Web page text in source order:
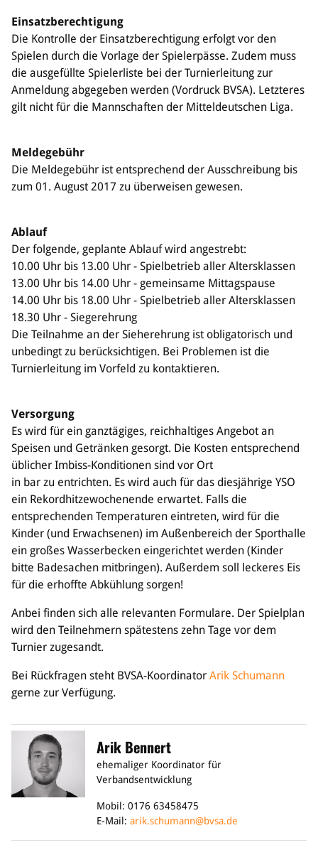
Einsatzberechtigung
Die Kontrolle der Einsatzberechtigung erfolgt vor den
Spielen durch die Vorlage der Spielerpässe. Zudem muss
die ausgefüllte Spielerliste bei der Turnierleitung zur
Anmeldung abgegeben werden (Vordruck BVSA). Letzteres
gilt nicht für die Mannschaften der Mitteldeutschen Liga.
Meldegebühr
Die Meldegebühr ist entsprechend der Ausschreibung bis
zum 01. August 2017 zu überweisen gewesen.
Ablauf
Der folgende, geplante Ablauf wird angestrebt:
10.00 Uhr bis 13.00 Uhr - Spielbetrieb aller Altersklassen
13.00 Uhr bis 14.00 Uhr - gemeinsame Mittagspause
14.00 Uhr bis 18.00 Uhr - Spielbetrieb aller Altersklassen
18.30 Uhr - Siegerehrung
Die Teilnahme an der Sieherehrung ist obligatorisch und
unbedingt zu berücksichtigen. Bei Problemen ist die
Turnierleitung im Vorfeld zu kontaktieren.
Versorgung
Es wird für ein ganztägiges, reichhaltiges Angebot an
Speisen und Getränken gesorgt. Die Kosten entsprechend
üblicher Imbiss-Konditionen sind vor Ort
in bar zu entrichten. Es wird auch für das diesjährige YSO
ein Rekordhitzewochenende erwartet. Falls die
entsprechenden Temperaturen eintreten, wird für die
Kinder (und Erwachsenen) im Außenbereich der Sporthalle
ein großes Wasserbecken eingerichtet werden (Kinder
bitte Badesachen mitbringen). Außerdem soll leckeres Eis
für die erhoffte Abkühlung sorgen!
Anbei finden sich alle relevanten Formulare. Der Spielplan
wird den Teilnehmern spätestens zehn Tage vor dem
Turnier zugesandt.
Bei Rückfragen steht BVSA-Koordinator Arik Schumann
gerne zur Verfügung.
Arik Bennert
ehemaliger Koordinator für
Verbandsentwicklung
Mobil: 0176 63458475
E-Mail: arik.schumann@bvsa.de